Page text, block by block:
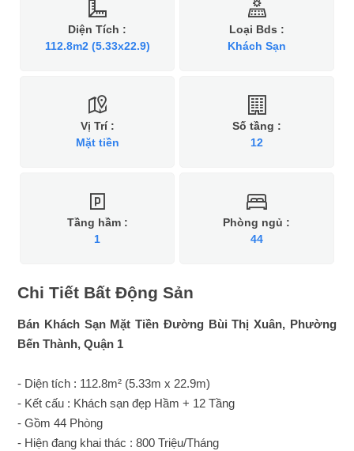
Diện Tích :
112.8m2 (5.33x22.9)
Loại Bds :
Khách Sạn
Vị Trí :
Mặt tiền
Số tầng :
12
Tầng hầm :
1
Phòng ngủ :
44
Chi Tiết Bất Động Sản
Bán Khách Sạn Mặt Tiền Đường Bùi Thị Xuân, Phường
Bến Thành, Quận 1
- Diện tích : 112.8m² (5.33m x 22.9m)
- Kết cấu : Khách sạn đẹp Hầm + 12 Tầng
- Gồm 44 Phòng
- Hiện đang khai thác : 800 Triệu/Tháng